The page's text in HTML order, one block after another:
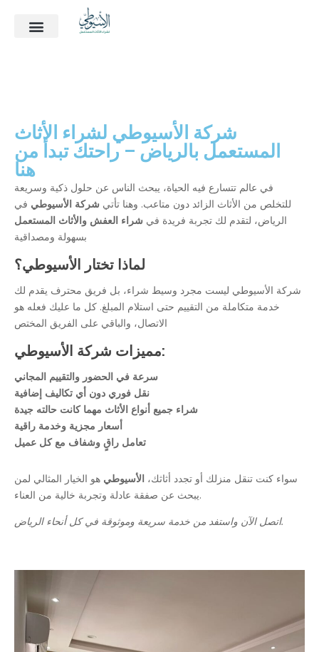
شركة الأسيوطي لشراء الأثاث
المستعمل بالرياض – راحتك تبدأ من
هنا
في عالم تتسارع فيه الحياة، يبحث الناس عن حلول ذكية وسريعة
للتخلص من الأثاث الزائد دون متاعب. وهنا تأتي شركة الأسيوطي في
الرياض، لتقدم لك تجربة فريدة في شراء العفش والأثاث المستعمل
بسهولة ومصداقية
لماذا تختار الأسيوطي؟
شركة الأسيوطي ليست مجرد وسيط شراء، بل فريق محترف يقدم لك
خدمة متكاملة من التقييم حتى استلام المبلغ. كل ما عليك فعله هو
الاتصال، والباقي على الفريق المختص
مميزات شركة الأسيوطي:
سرعة في الحضور والتقييم المجاني
نقل فوري دون أي تكاليف إضافية
شراء جميع أنواع الأثاث مهما كانت حالته جيدة
أسعار مجزية وخدمة راقية
تعامل راقٍ وشفاف مع كل عميل
سواء كنت تنقل منزلك أو تجدد أثاثك، الأسيوطي هو الخيار المثالي لمن
يبحث عن صفقة عادلة وتجربة خالية من العناء.
اتصل الآن واستفد من خدمة سريعة وموثوقة في كل أنحاء الرياض.